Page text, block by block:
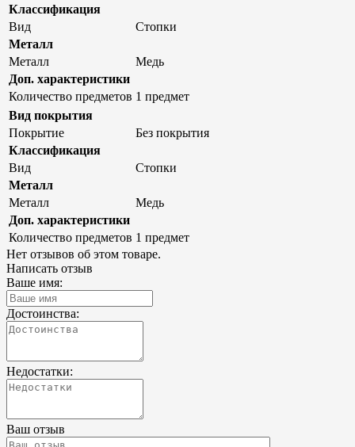
Классификация
Вид
Стопки
Металл
Металл
Медь
Доп. характеристики
Количество предметов 1 предмет
Вид покрытия
Покрытие
Без покрытия
Классификация
Вид
Стопки
Металл
Металл
Медь
Доп. характеристики
Количество предметов 1 предмет
Нет отзывов об этом товаре.
Написать отзыв
Ваше имя:
Достоинства:
Недостатки:
Ваш отзыв